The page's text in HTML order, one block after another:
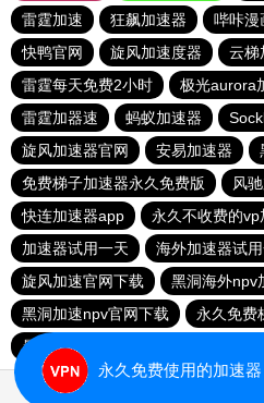
雷霆加速
狂飙加速器 哔咔漫
快鸭官网
旋风加速度器
云梯
雷霆每天免费2小时
极光aurora
雷霆加器速
蚂蚁加速器
旋风加速器官网
安易加速器
免费梯子加速器永久免费版
风
快连加速器app
永久不收费的
加速器试用一天
海外加速器试
旋风加速官网下载
黑洞海外npv
黑洞加速npv官网下载
永久免费
暴雪加速器
永久免费使用的加速器